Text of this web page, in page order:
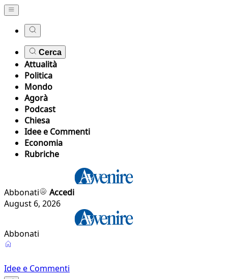
Cerca
Attualità
Politica
Mondo
Agorà
Podcast
Chiesa
Idee e Commenti
Economia
Rubriche
Abbonati
Accedi
August 6, 2026
Abbonati
Idee e Commenti